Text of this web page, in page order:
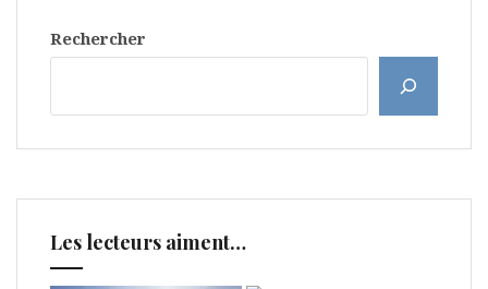
Rechercher
Les lecteurs aiment…